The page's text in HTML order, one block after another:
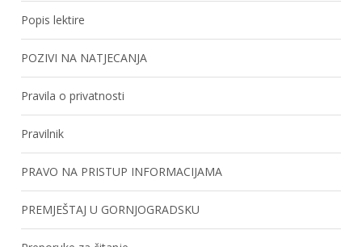
Popis lektire
POZIVI NA NATJECANJA
Pravila o privatnosti
Pravilnik
PRAVO NA PRISTUP INFORMACIJAMA
PREMJEŠTAJ U GORNJOGRADSKU